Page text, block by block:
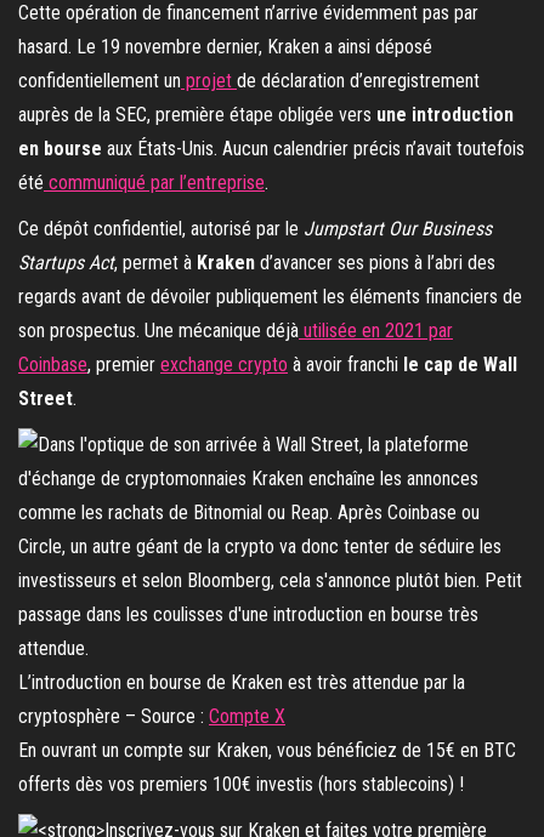
Cette opération de financement n’arrive évidemment pas par
hasard. Le 19 novembre dernier, Kraken a ainsi déposé
confidentiellement un projet de déclaration d’enregistrement
auprès de la SEC, première étape obligée vers une introduction
en bourse aux États-Unis. Aucun calendrier précis n’avait toutefois
été communiqué par l’entreprise.
Ce dépôt confidentiel, autorisé par le Jumpstart Our Business
Startups Act, permet à Kraken d’avancer ses pions à l’abri des
regards avant de dévoiler publiquement les éléments financiers de
son prospectus. Une mécanique déjà utilisée en 2021 par
Coinbase, premier exchange crypto à avoir franchi le cap de Wall
Street.
L’introduction en bourse de Kraken est très attendue par la
cryptosphère – Source : Compte X
En ouvrant un compte sur Kraken, vous bénéficiez de 15€ en BTC
offerts dès vos premiers 100€ investis (hors stablecoins) !